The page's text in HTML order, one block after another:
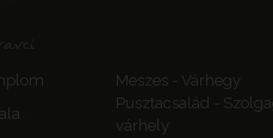
Meszes - Várhegy
Pusztacsalád -
várhely